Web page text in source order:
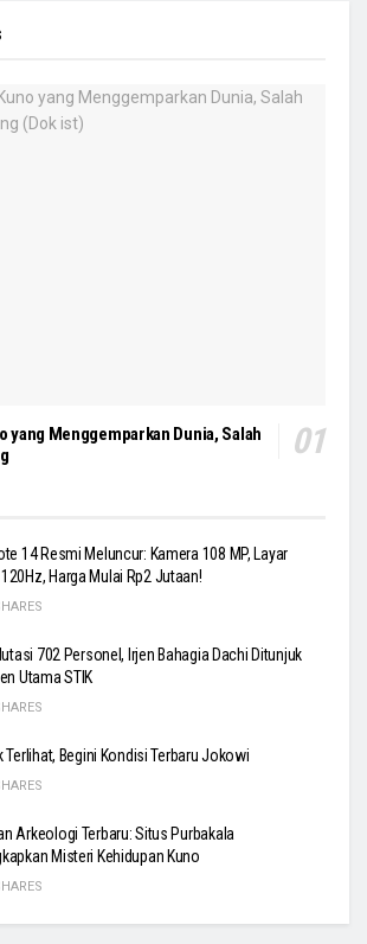
yang Menggemparkan Dunia, Salah
14 Resmi Meluncur: Kamera 108 MP, Layar
120Hz, Harga Mulai Rp2 Jutaan!
702 Personel, Irjen Bahagia Dachi Ditunjuk
Utama STIK
Terlihat, Begini Kondisi Terbaru Jokowi
Arkeologi Terbaru: Situs Purbakala
Misteri Kehidupan Kuno